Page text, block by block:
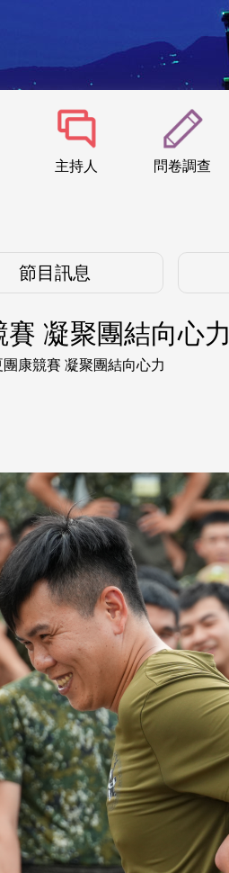
主持人 問卷調查
節目訊息
凝聚團結向心力
康競賽 凝聚團結向心力